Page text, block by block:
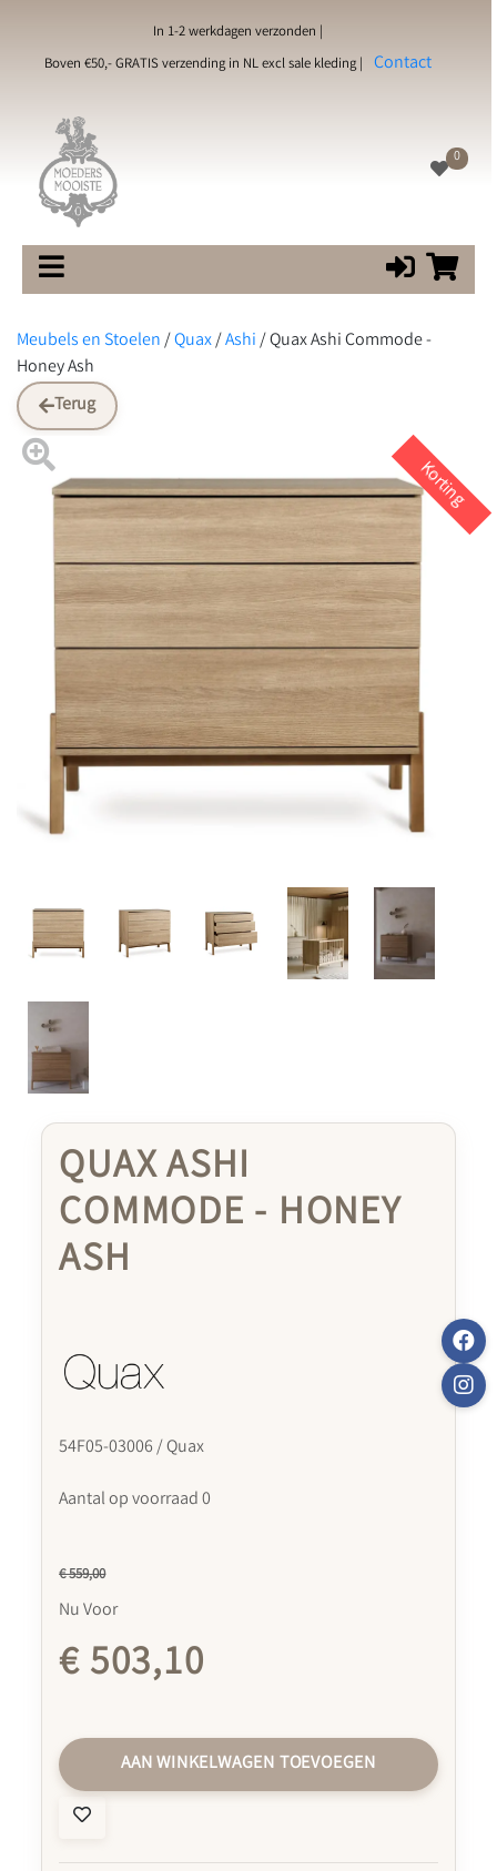
In 1-2 werkdagen verzonden |
Boven €50,- GRATIS verzending in NL excl sale kleding | Contact
0
Meubels en Stoelen/Quax/Ashi/Quax Ashi Commode -
Honey Ash
Terug
Korting
QUAX ASHI
COMMODE - HONEY
ASH
54F05-03006 / Quax
Aantal op voorraad 0
€ 559,00
Nu Voor
€ 503,10
AAN WINKELWAGEN TOEVOEGEN